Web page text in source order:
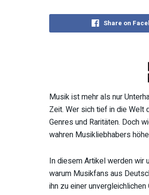
Share on
Musik ist mehr als nur
Zeit. Wer sich tief in die
Genres und Raritäten. Doch
wahren Musikliebhabers
In diesem Artikel werden wir
warum Musikfans aus
ihn zu einer